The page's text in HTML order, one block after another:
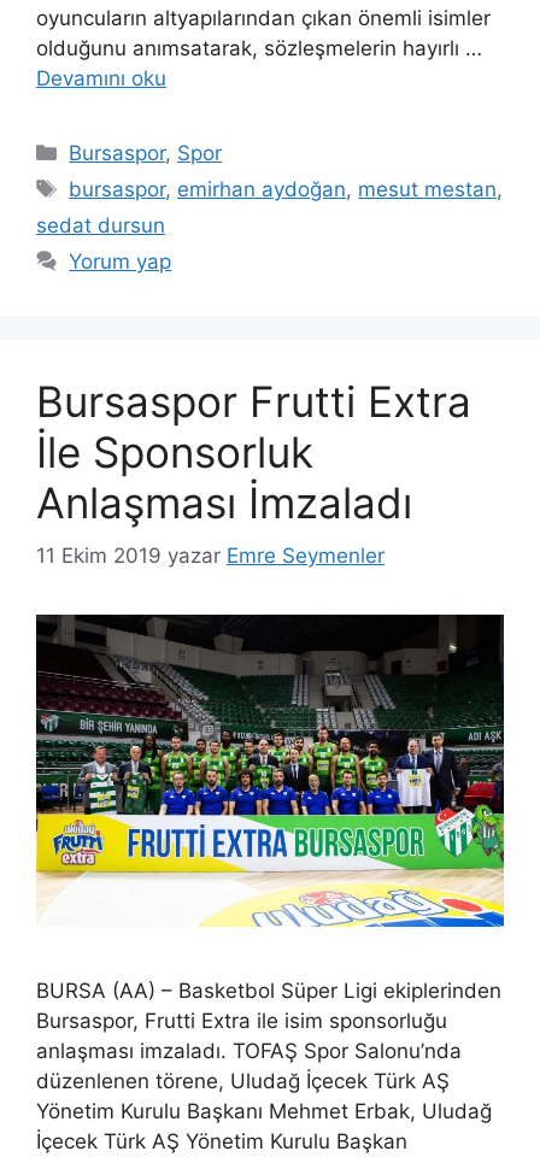
oyuncuların altyapılarından çıkan önemli isimler
olduğunu anımsatarak, sözleşmelerin hayırlı …
Devamını oku
Kategoriler
Bursaspor, Spor
Etiketler
bursaspor, emirhan aydoğan, mesut mestan,
sedat dursun
Yorum yap
Bursaspor Frutti Extra
İle Sponsorluk
Anlaşması İmzaladı
11 Ekim 2019 yazar Emre Seymenler
BURSA (AA) – Basketbol Süper Ligi ekiplerinden
Bursaspor, Frutti Extra ile isim sponsorluğu
anlaşması imzaladı. TOFAŞ Spor Salonu’nda
düzenlenen törene, Uludağ İçecek Türk AŞ
Yönetim Kurulu Başkanı Mehmet Erbak, Uludağ
İçecek Türk AŞ Yönetim Kurulu Başkan